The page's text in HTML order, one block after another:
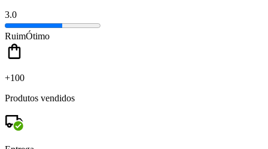
3.0
RuimÓtimo
+100
Produtos vendidos